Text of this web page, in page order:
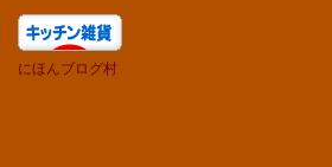
にほんブログ村